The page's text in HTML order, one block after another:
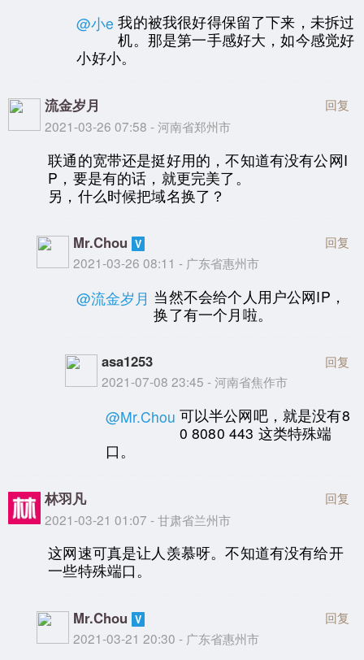
@小e 我的被我很好得保留了下来，未拆过
机。那是第一手感好大，如今感觉好
小好小。
流金岁月
2021-03-26 07:58 - 河南省郑州市
回复
联通的宽带还是挺好用的，不知道有没有公网I
P，要是有的话，就更完美了。
另，什么时候把域名换了？
Mr.Chou
2021-03-26 08:11 - 广东省惠州市
回复
@流金岁月 当然不会给个人用户公网IP，
换了有一个月啦。
asa1253
2021-07-08 23:45 - 河南省焦作市
回复
@Mr.Chou 可以半公网吧，就是没有8
0 8080 443 这类特殊端
口。
林羽凡
2021-03-21 01:07 - 甘肃省兰州市
回复
这网速可真是让人羡慕呀。不知道有没有给开
一些特殊端口。
Mr.Chou
2021-03-21 20:30 - 广东省惠州市
回复